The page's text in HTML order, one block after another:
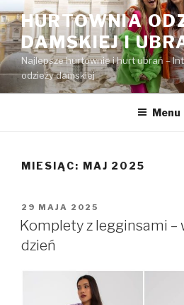
Przejdź
do
treści
HURTOWNIA
DAMSKIEJ I
Najlepsze hurtownie i hurt ubrań –
odzieży damskiej
Menu
MIESIĄC: MAJ 2025
OPUBLIKOWANE
W
29 MAJA 2025
Komplety z legginsami –
dzień